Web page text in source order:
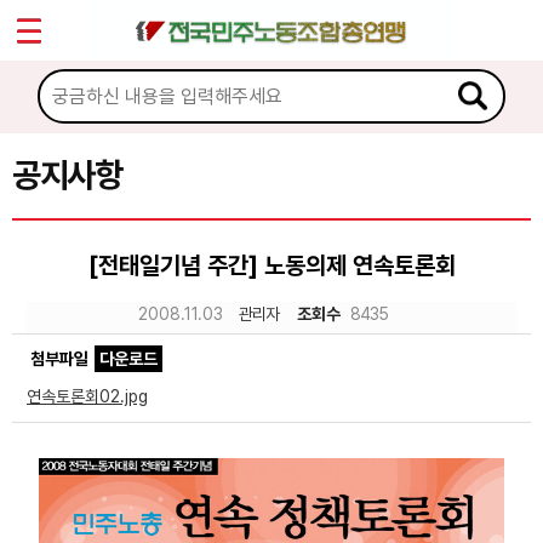
공지사항
[전태일기념 주간] 노동의제 연속토론회
2008.11.03 관리자 조회수 8435
첨부파일
다운로드
연속토론회02.jpg
마이페이지
소개
소식
공지사항
성명·보도
노동상담
자료
부설기관
Sketchbook5, 스케치북5
Sketchbook5, 스케치북5